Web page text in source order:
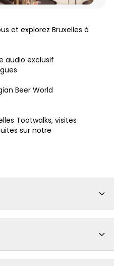
et explorez Bruxelles à
audio exclusif
Beer World
Tootwalks, visites
sur notre